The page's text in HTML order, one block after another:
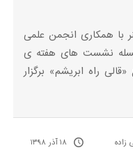
با همکاری انجمن علمی
نشست های هفته ی
راه ابریشم» برگزار
زاده ۱۸ آذر ۱۳۹۸